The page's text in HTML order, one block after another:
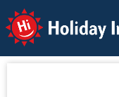
Holiday Info